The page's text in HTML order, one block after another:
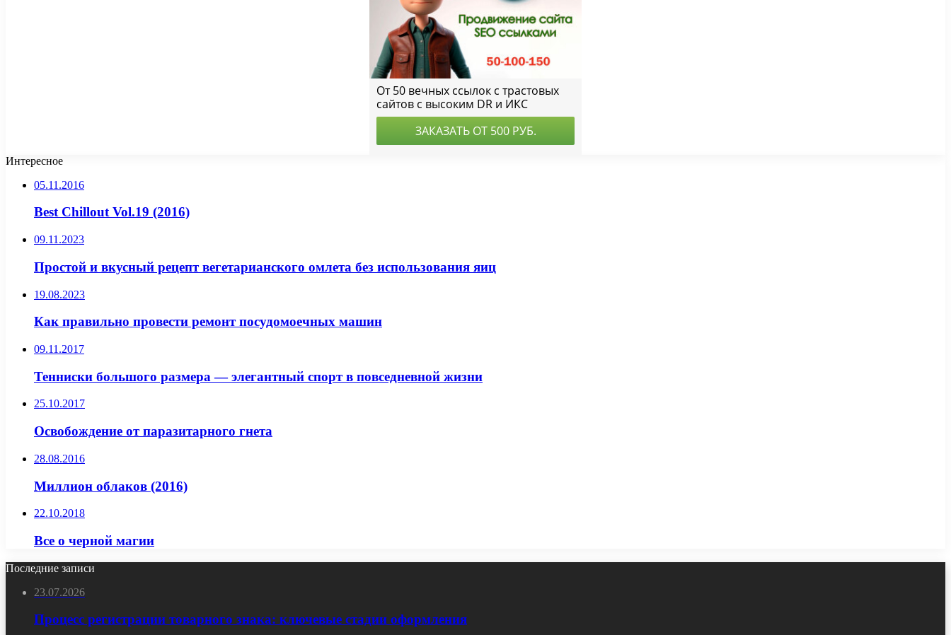
Интересное
05.11.2016
Best Chillout Vol.19 (2016)
09.11.2023
Простой и вкусный рецепт вегетарианского омлета без использования яиц
19.08.2023
Как правильно провести ремонт посудомоечных машин
09.11.2017
Тенниски большого размера — элегантный спорт в повседневной жизни
25.10.2017
Освобождение от паразитарного гнета
28.08.2016
Миллион облаков (2016)
22.10.2018
Все о черной магии
Последние записи
23.07.2026
Процесс регистрации товарного знака: ключевые стадии оформления